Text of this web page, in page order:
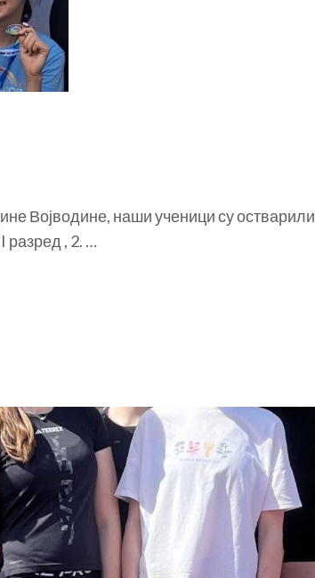
Војводине, наши ученици су остварили
разред , 2. …